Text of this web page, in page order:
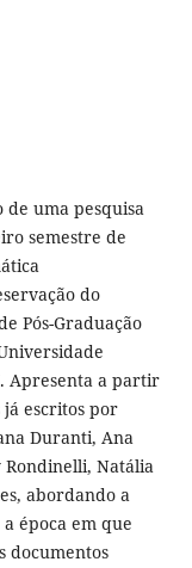
uma pesquisa
semestre de
do
Pós-Graduação
Apresenta a partir
escritos por
Duranti, Ana
Rondinelli, Natália
abordando a
época em que
documentos